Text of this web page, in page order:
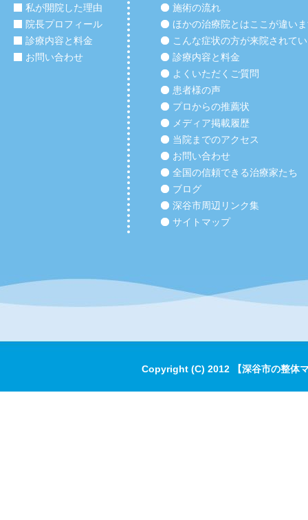
私が開院した理由
院長プロフィール
診療内容と料金
お問い合わせ
施術の流れ
ほかの治療院とはここが違い
こんな症状の方が来院されて
診療内容と料金
よくいただくご質問
患者様の声
プロからの推薦状
メディア掲載履歴
当院までのアクセス
お問い合わせ
全国の信頼できる治療家たち
ブログ
深谷市周辺リンク集
サイトマップ
Copyright (C) 2012 【深谷市の整体